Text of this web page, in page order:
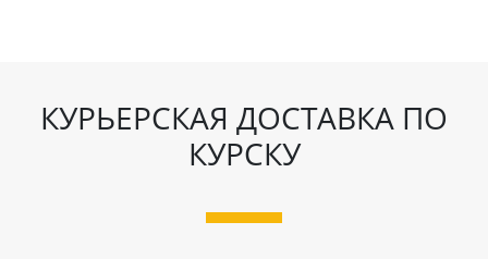
КУРЬЕРСКАЯ ДОСТАВКА ПО
КУРСКУ